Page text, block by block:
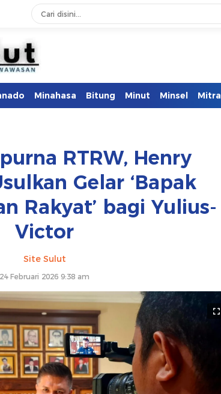
Minahasa Bitung Minut Minsel Mitra
RTRW, Henry
Gelar ‘Bapak
Rakyat’ bagi Yulius-
Victor
Site Sulut
24 Februari 2026 9:38 am